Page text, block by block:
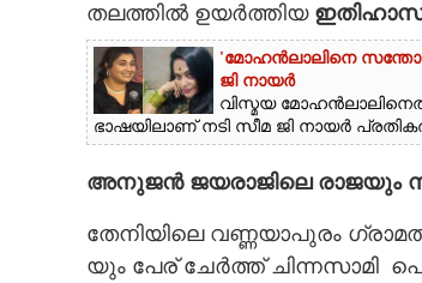
LITERATURE
CONTACT US
തലത്തിൽ ഉയർത്തിയ ഇതിഹാസ
'മോഹൻലാലിനെ
ജി നായർ
വിസ്മയ
ഭാഷയിലാണ് നടി സീമ ജി നായർ
അനുജൻ ജയരാജിലെ രാജയും
തേ​നി​യി​ലെ​ ​വ​ണ്ണ​യാ​പു​രം​
യും​ ​പേ​ര് ​ചേ​ർ​ത്ത് ​ചി​ന്ന​സാമി​